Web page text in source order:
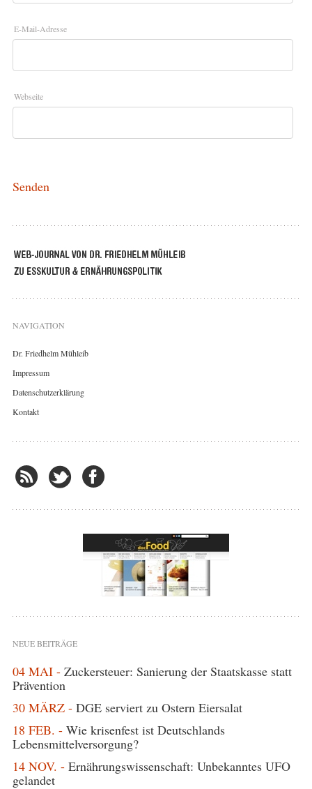
E-Mail-Adresse
Webseite
NAVIGATION
Dr. Friedhelm Mühleib
Impressum
Datenschutzerklärung
Kontakt
NEUE BEITRÄGE
04 MAI - Zuckersteuer: Sanierung der Staatskasse statt
Prävention
30 MÄRZ - DGE serviert zu Ostern Eiersalat
18 FEB. - Wie krisenfest ist Deutschlands
Lebensmittelversorgung?
14 NOV. - Ernährungswissenschaft: Unbekanntes UFO
gelandet